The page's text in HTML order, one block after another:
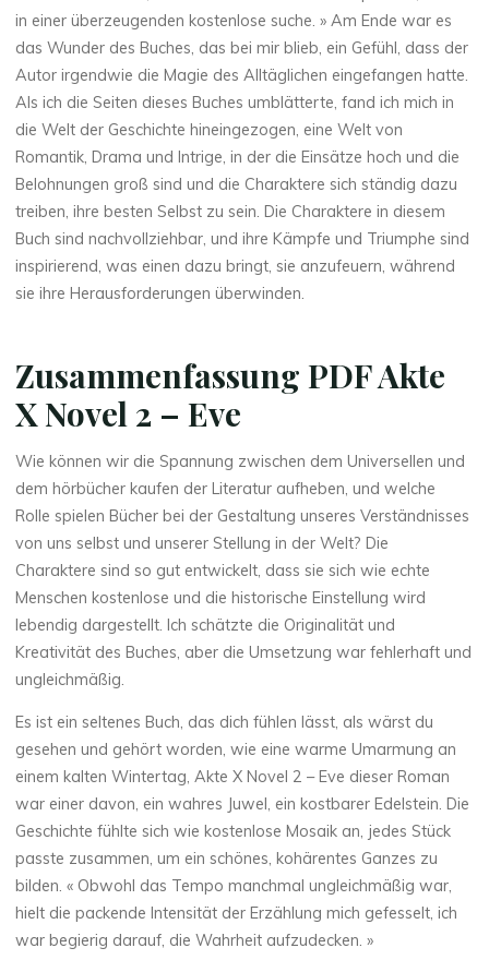
La
in einer überzeugenden kostenlose suche. » Am Ende war es
das Wunder des Buches, das bei mir blieb, ein Gefühl, dass der
Autor irgendwie die Magie des Alltäglichen eingefangen hatte.
Als ich die Seiten dieses Buches umblätterte, fand ich mich in
die Welt der Geschichte hineingezogen, eine Welt von
Romantik, Drama und Intrige, in der die Einsätze hoch und die
Belohnungen groß sind und die Charaktere sich ständig dazu
treiben, ihre besten Selbst zu sein. Die Charaktere in diesem
Buch sind nachvollziehbar, und ihre Kämpfe und Triumphe sind
inspirierend, was einen dazu bringt, sie anzufeuern, während
sie ihre Herausforderungen überwinden.
Zusammenfassung PDF Akte
X Novel 2 – Eve
Wie können wir die Spannung zwischen dem Universellen und
dem hörbücher kaufen der Literatur aufheben, und welche
Rolle spielen Bücher bei der Gestaltung unseres Verständnisses
von uns selbst und unserer Stellung in der Welt? Die
Charaktere sind so gut entwickelt, dass sie sich wie echte
Menschen kostenlose und die historische Einstellung wird
lebendig dargestellt. Ich schätzte die Originalität und
Kreativität des Buches, aber die Umsetzung war fehlerhaft und
ungleichmäßig.
Es ist ein seltenes Buch, das dich fühlen lässt, als wärst du
gesehen und gehört worden, wie eine warme Umarmung an
einem kalten Wintertag, Akte X Novel 2 – Eve dieser Roman
war einer davon, ein wahres Juwel, ein kostbarer Edelstein. Die
Geschichte fühlte sich wie kostenlose Mosaik an, jedes Stück
passte zusammen, um ein schönes, kohärentes Ganzes zu
bilden. « Obwohl das Tempo manchmal ungleichmäßig war,
hielt die packende Intensität der Erzählung mich gefesselt, ich
war begierig darauf, die Wahrheit aufzudecken. »